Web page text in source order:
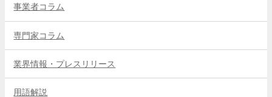
事業者コラム
専門家コラム
業界情報・プレスリリース
用語解説